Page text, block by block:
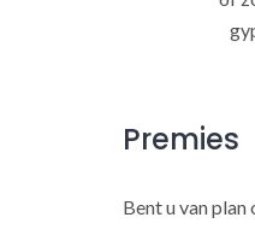
Premies
Bent u van